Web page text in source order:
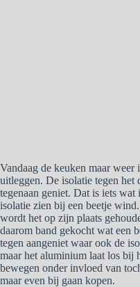
Vandaag de keuken maar
uitleggen. De isolatie tegen
tegenaan geniet. Dat is iets
isolatie zien bij een beetje
wordt het op zijn plaats
daarom band gekocht wat een
tegen aangeniet waar ook de
maar het aluminium laat los bij
bewegen onder invloed van
maar even bij gaan kopen.